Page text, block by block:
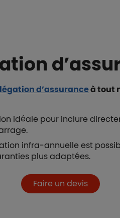
d’assuranceà tout
idéale pour inclure
infra-annuelle est
plus adaptées.
Faire un devis